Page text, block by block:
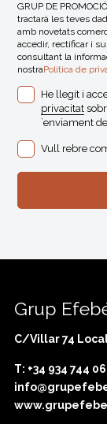
GRUP DE
tractarà les teves
amb novetats
accedir, rectificar i
consultant la
nostraPolitica de
He llegit i
privacitat
´enviament
Vull rebre
Grup
C/Villar 74
T: +34 934 744